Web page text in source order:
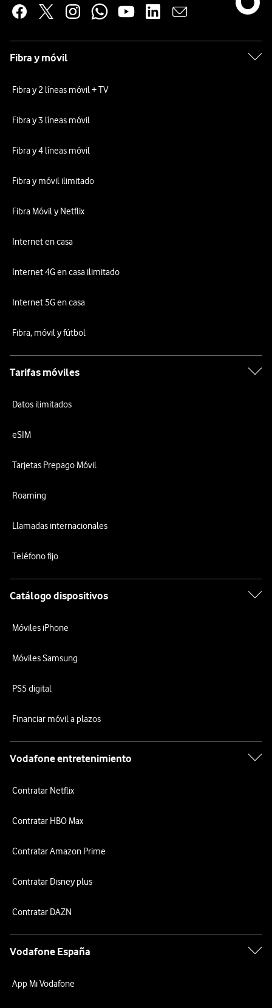
Fibra y móvil
Fibra y 2 líneas móvil + TV
Fibra y 3 líneas móvil
Fibra y 4 líneas móvil
Fibra y móvil ilimitado
Fibra Móvil y Netflix
Internet en casa
Internet 4G en casa ilimitado
Internet 5G en casa
Fibra, móvil y fútbol
Tarifas móviles
Datos ilimitados
eSIM
Tarjetas Prepago Móvil
Roaming
Llamadas internacionales
Teléfono fijo
Catálogo dispositivos
Móviles iPhone
Móviles Samsung
PS5 digital
Financiar móvil a plazos
Vodafone entretenimiento
Contratar Netflix
Contratar HBO Max
Contratar Amazon Prime
Contratar Disney plus
Contratar DAZN
Vodafone España
App Mi Vodafone